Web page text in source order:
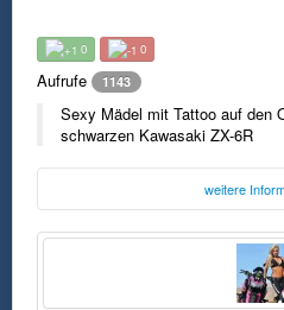
0 0
Aufrufe 1143
Sexy Mädel mit Tattoo auf den
schwarzen Kawasaki ZX-6R
weitere
Foto:Unbekannt
Samstag, 24. Februar 2018 00:13